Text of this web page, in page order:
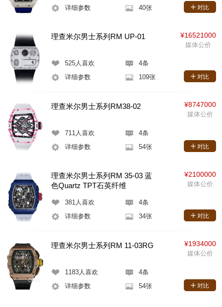
详细参数 40张 对比
理查米尔男士系列RM UP-01
525人喜欢
4条
详细参数
109张
¥16521000
媒体公价
对比
理查米尔男士系列RM38-02
711 人喜欢
4条
详细参数
54张
¥8747000
媒体公价
对比
理查米尔男士系列RM 35-03 蓝
色Quartz TPT石英纤维
381人喜欢
4条
详细参数
34张
¥2100000
媒体公价
对比
理查米尔男士系列RM 11-03RG
1183人喜欢
4条
详细参数
54张
¥1934000
媒体公价
对比